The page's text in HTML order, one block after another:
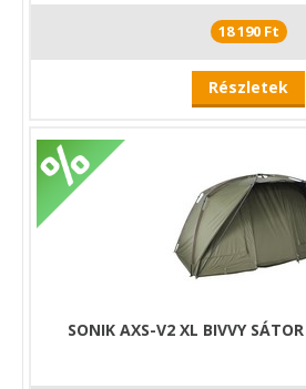
18 190 Ft
Részletek
SONIK AXS-V2 XL BIVVY